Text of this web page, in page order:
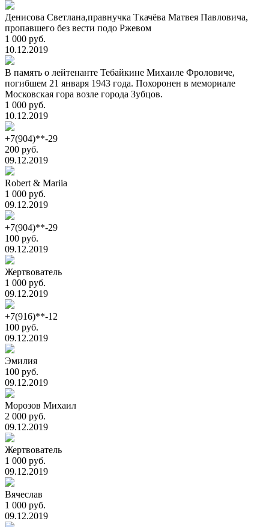
Денисова Светлана,правнучка Ткачёва Матвея Павловича,
пропавшего без вести подо Ржевом
1 000 руб.
10.12.2019
В память о лейтенанте Тебайкине Михаиле Фроловиче,
погибшем 21 января 1943 года. Похоронен в мемориале
Московская гора возле города Зубцов.
1 000 руб.
10.12.2019
+7(904)**-29
200 руб.
09.12.2019
Robert & Mariia
1 000 руб.
09.12.2019
+7(904)**-29
100 руб.
09.12.2019
Жертвователь
1 000 руб.
09.12.2019
+7(916)**-12
100 руб.
09.12.2019
Эмилия
100 руб.
09.12.2019
Морозов Михаил
2 000 руб.
09.12.2019
Жертвователь
1 000 руб.
09.12.2019
Вячеслав
1 000 руб.
09.12.2019